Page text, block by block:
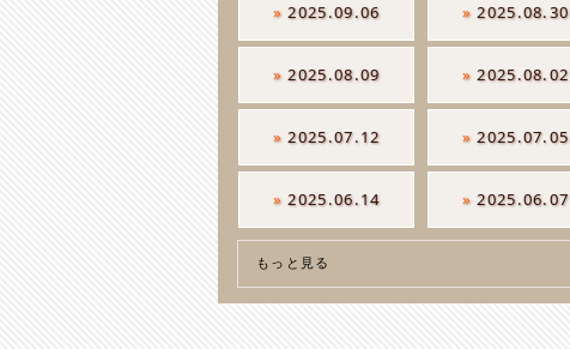
»2025.09.06 »2025.08.30
»2025.08.09 »2025.08.02
»2025.07.12 »2025.07.05
»2025.06.14 »2025.06.07
もっと見る